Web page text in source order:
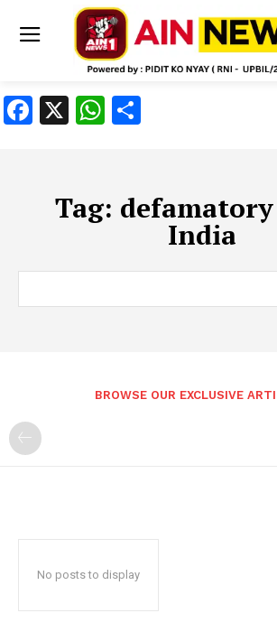
Facebook
X WhatsApp
Tag:
India
BROWSE OUR EXCLUSIVE
No posts to display